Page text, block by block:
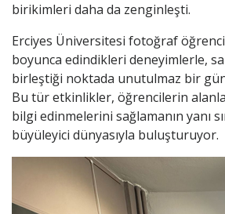
birikimleri daha da zenginleşti.
Erciyes Üniversitesi fotoğraf
boyunca edindikleri deneyimlerle,
birleştiği noktada unutulmaz bir
Bu tür etkinlikler, öğrencilerin
bilgi edinmelerini sağlamanın yanı
büyüleyici dünyasıyla buluşturuyor.